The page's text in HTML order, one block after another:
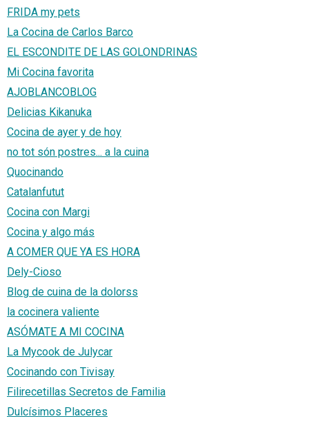
FRIDA my pets
La Cocina de Carlos Barco
EL ESCONDITE DE LAS GOLONDRINAS
Mi Cocina favorita
AJOBLANCOBLOG
Delicias Kikanuka
Cocina de ayer y de hoy
no tot són postres... a la cuina
Quocinando
Catalanfutut
Cocina con Margi
Cocina y algo más
A COMER QUE YA ES HORA
Dely-Cioso
Blog de cuina de la dolorss
la cocinera valiente
ASÓMATE A MI COCINA
La Mycook de Julycar
Cocinando con Tivisay
Filirecetillas Secretos de Familia
Dulcísimos Placeres